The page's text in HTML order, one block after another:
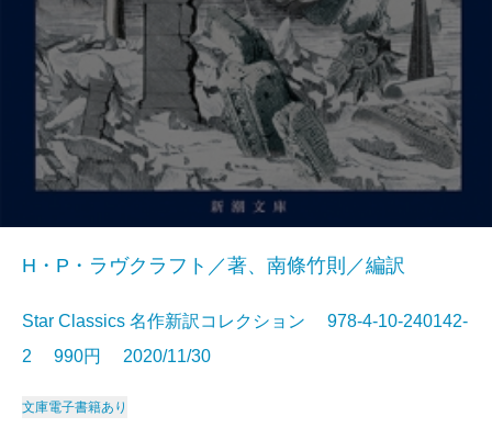
H・P・ラヴクラフト／著、南條竹則／編訳
Star Classics 名作新訳コレクション 978-4-10-240142-
2 990円 2020/11/30
文庫電子書籍あり